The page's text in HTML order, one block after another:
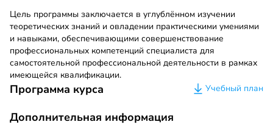
Цель программы заключается в углублённом изучении
теоретических знаний и овладении практическими умениями
и навыками, обеспечивающими совершенствование
профессиональных компетенций специалиста для
самостоятельной профессиональной деятельности в рамках
имеющейся квалификации.
Программа курса Учебный план
Дополнительная информация